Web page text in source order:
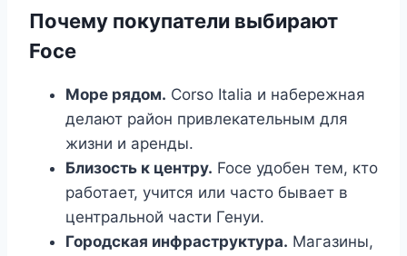
Почему покупатели выбирают
Foce
Море рядом. Corso Italia и набережная
делают район привлекательным для
жизни и аренды.
Близость к центру. Foce удобен тем, кто
работает, учится или часто бывает в
центральной части Генуи.
Городская инфраструктура. Магазины,